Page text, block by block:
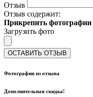
Отзыв
Отзыв содержит:
Прикрепить фотографии
Загрузить фото
ОСТАВИТЬ ОТЗЫВ
Фотографии из отзыва
Дополнительная скидка!